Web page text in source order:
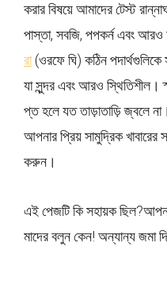
করার বিষয়ে আমাদের টেস্ট
পাস্তা, সবজি, পপকর্ন এবং
রা(ওরফে ঘি) কঠিন পদার্থগুলিকে
যা সুন্দর এবং আরও স্থিতিশীল।
প্ত হলে যত তাড়াতাড়ি জ্বলে
আপনার প্রিয় সামুদ্রিক খাবারের
করুন।
এই পেজটি কি সহায়ক ছিল?
মাদের বলুন কেন! অন্যান্য জমা